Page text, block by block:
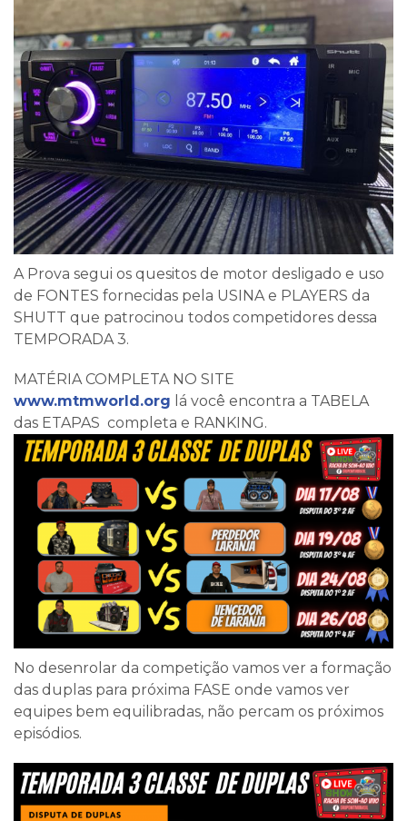
A Prova segui os quesitos de motor desligado e uso
de FONTES fornecidas pela USINA e PLAYERS da
SHUTT que patrocinou todos competidores dessa
TEMPORADA 3.
MATÉRIA COMPLETA NO SITE
www.mtmworld.org lá você encontra a TABELA
das ETAPAS completa e RANKING.
No desenrolar da competição vamos ver a formação
das duplas para próxima FASE onde vamos ver
equipes bem equilibradas, não percam os próximos
episódios.